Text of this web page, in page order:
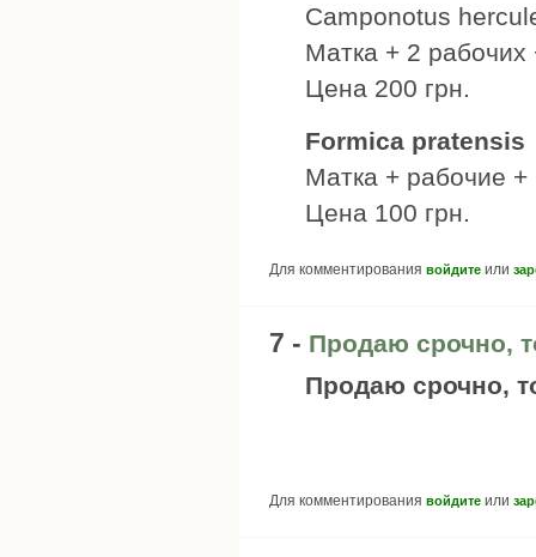
Camponotus
Матка + 2 рабочих
Цена 200 грн.
Formica pratensis
Матка + рабочие +
Цена 100 грн.
Для комментирования войдите или
7 - Продаю срочно,
Продаю срочно,
Для комментирования войдите или